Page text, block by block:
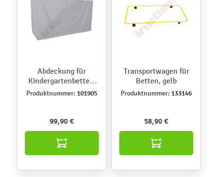
Abdeckung für
Kindergartenbetten,
grau
Produktnummer: 101905
99,90 €
Transportwagen für
Betten, gelb
Produktnummer: 133146
58,90 €